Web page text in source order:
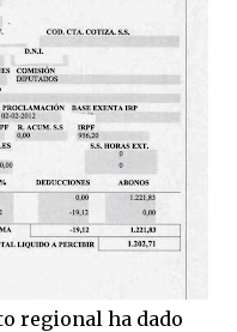
regional ha dado